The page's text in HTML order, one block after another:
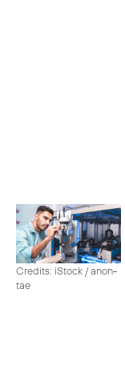
Credits: iStock / anon-
tae